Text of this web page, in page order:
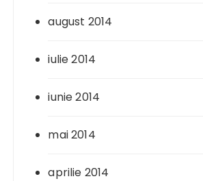
august 2014
iulie 2014
iunie 2014
mai 2014
aprilie 2014